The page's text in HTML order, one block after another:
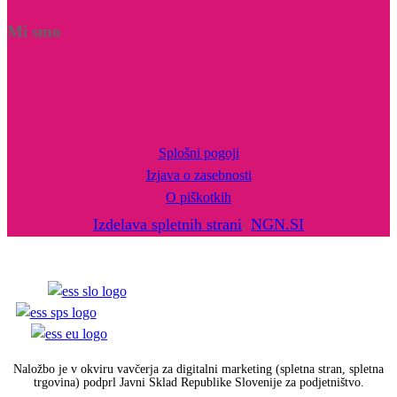
Mi smo
Splošni pogoji
Izjava o zasebnosti
O piškotkih
Izdelava spletnih strani: NGN.SI
Naložbo je v okviru vavčerja za digitalni marketing (spletna stran, spletna
trgovina) podprl Javni Sklad Republike Slovenije za podjetništvo.